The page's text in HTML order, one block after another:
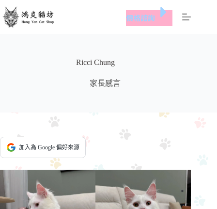
跳
至
價格諮詢
Ricci Chung
家長感言
加入為 Google 偏好來源